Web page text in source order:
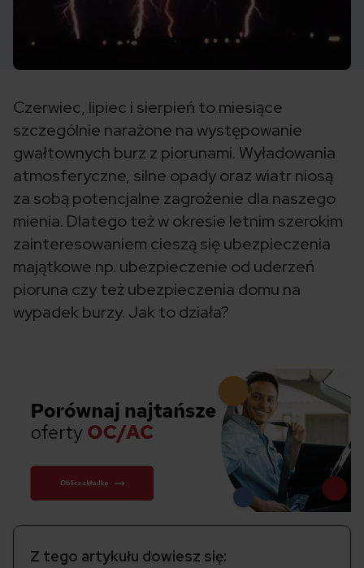
Czerwiec, lipiec i sierpień to miesiące
szczególnie narażone na występowanie
gwałtownych burz z piorunami. Wyładowania
atmosferyczne, silne opady oraz wiatr niosą
za sobą potencjalne zagrożenie dla naszego
mienia. Dlatego też w okresie letnim szerokim
zainteresowaniem cieszą się ubezpieczenia
majątkowe np. ubezpieczenie od uderzeń
pioruna czy też ubezpieczenia domu na
wypadek burzy. Jak to działa?
Z tego artykułu dowiesz się: